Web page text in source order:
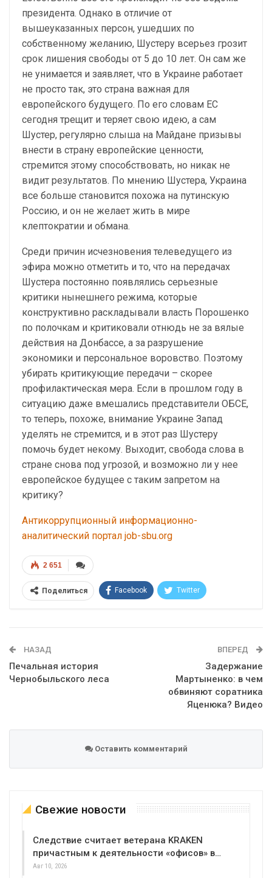
президента. Однако в отличие от
вышеуказанных персон, ушедших по
собственному желанию, Шустеру всерьез грозит
срок лишения свободы от 5 до 10 лет. Он сам же
не унимается и заявляет, что в Украине работает
не просто так, это страна важная для
европейского будущего. По его словам ЕС
сегодня трещит и теряет свою идею, а сам
Шустер, регулярно слыша на Майдане призывы
внести в страну европейские ценности,
стремится этому способствовать, но никак не
видит результатов. По мнению Шустера, Украина
все больше становится похожа на путинскую
Россию, и он не желает жить в мире
клептократии и обмана.
Среди причин исчезновения телеведущего из
эфира можно отметить и то, что на передачах
Шустера постоянно появлялись серьезные
критики нынешнего режима, которые
конструктивно раскладывали власть Порошенко
по полочкам и критиковали отнюдь не за вялые
действия на Донбассе, а за разрушение
экономики и персональное воровство. Поэтому
убирать критикующие передачи – скорее
профилактическая мера. Если в прошлом году в
ситуацию даже вмешались представители ОБСЕ,
то теперь, похоже, внимание Украине Запад
уделять не стремится, и в этот раз Шустеру
помочь будет некому. Выходит, свобода слова в
стране снова под угрозой, и возможно ли у нее
европейское будущее с таким запретом на
критику?
Антикоррупционный информационно-
аналитический портал job-sbu.org
2 651
Поделиться Facebook Twitter
НАЗАД
Печальная история
Чернобыльского леса
ВПЕРЕД
Задержание
Мартыненко: в чем
обвиняют соратника
Яценюка? Видео
Оставить комментарий
Свежие новости
Следствие считает ветерана KRAKEN
причастным к деятельности «офисов» в…
Авг 10, 2026